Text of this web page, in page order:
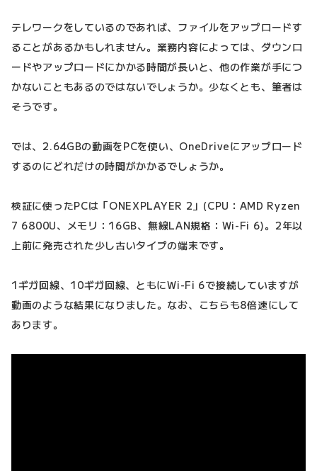
テレワークをしているのであれば、ファイルをアップロードす
ることがあるかもしれません。業務内容によっては、ダウンロ
ードやアップロードにかかる時間が長いと、他の作業が手につ
かないこともあるのではないでしょうか。少なくとも、筆者は
そうです。
では、2.64GBの動画をPCを使い、OneDriveにアップロード
するのにどれだけの時間がかかるでしょうか。
検証に使ったPCは「ONEXPLAYER 2」(CPU：AMD Ryzen
7 6800U、メモリ：16GB、無線LAN規格：Wi-Fi 6)。2年以
上前に発売された少し古いタイプの端末です。
1ギガ回線、10ギガ回線、ともにWi-Fi 6で接続していますが
動画のような結果になりました。なお、こちらも8倍速にして
あります。